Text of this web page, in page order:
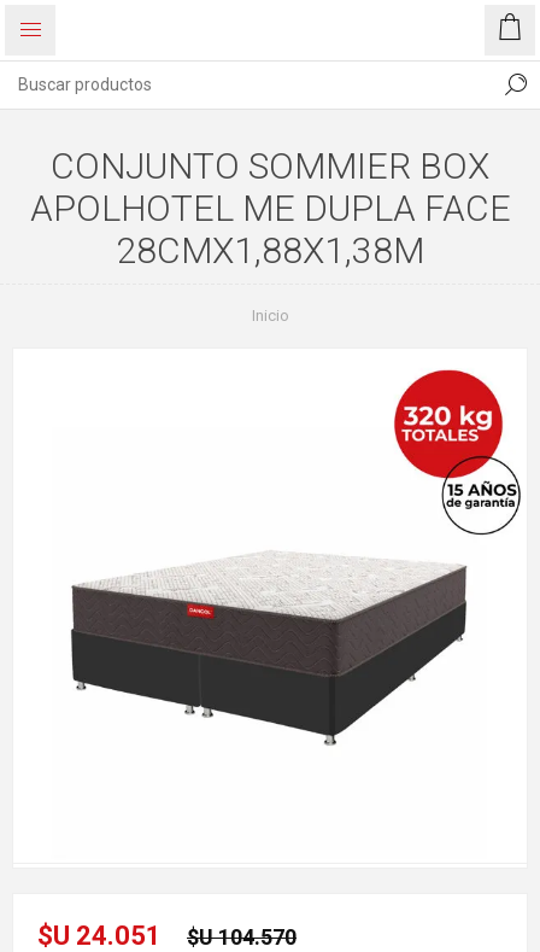
CONJUNTO SOMMIER BOX
APOLHOTEL ME DUPLA FACE
28CMX1,88X1,38M
Inicio
$U 24.051 $U 104.570